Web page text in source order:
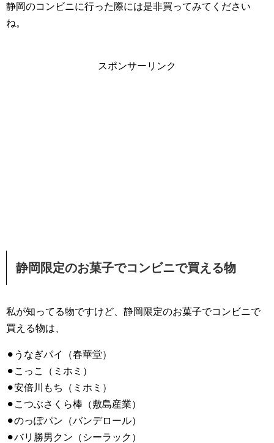
静岡のコンビニに行った際には是非買ってみてください
ね。
スポンサーリンク
静岡限定のお菓子でコンビニで買える物
私が知ってる物ですけど、静岡限定のお菓子でコンビニで
買える物は、
⚫︎うなぎパイ（春華堂）
⚫︎こっこ（ミホミ）
⚫︎安倍川もち（ミホミ）
⚫︎こつぶさくら棒（敷島産業）
⚫︎のっぽパン（バンデロール）
⚫︎バリ勝男クン（シーラック）